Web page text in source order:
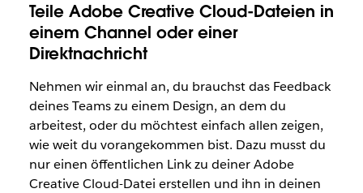
Teile Adobe Creative Cloud-Dateien in
einem Channel oder einer
Direktnachricht
Nehmen wir einmal an, du brauchst das Feedback
deines Teams zu einem Design, an dem du
arbeitest, oder du möchtest einfach allen zeigen,
wie weit du vorangekommen bist. Dazu musst du
nur einen öffentlichen Link zu deiner Adobe
Creative Cloud-Datei erstellen und ihn in deinen